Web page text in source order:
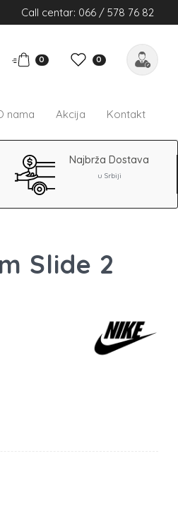
Call centar: 066 / 578 76 82
0 0
nama Akcija Kontakt
Najbrža Dostava
u Srbiji
Slide 2